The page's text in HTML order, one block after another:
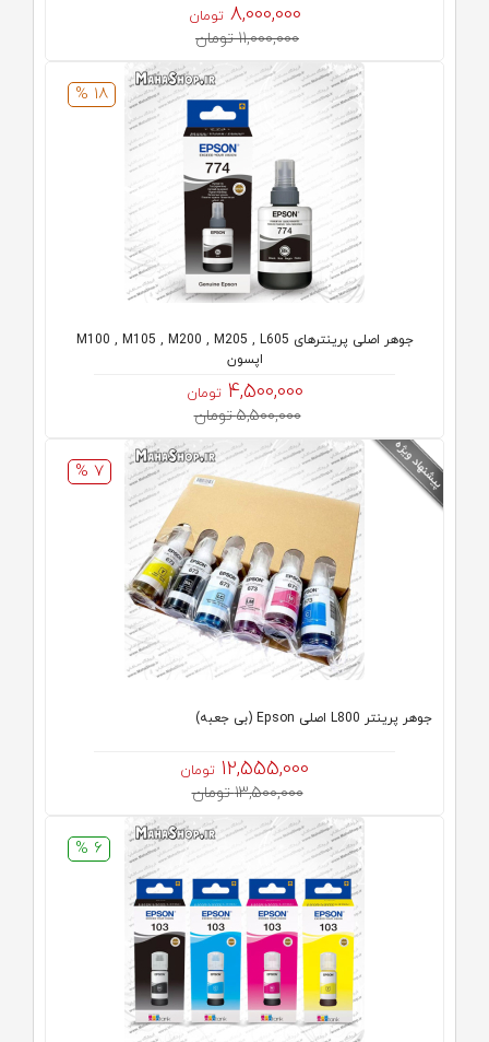
8,000,000 تومان
11,000,000 تومان
18 %
جوهر اصلی پرینترهای M100 , M105 , M200 , M205 , L605
اپسون
4,500,000 تومان
5,500,000 تومان
7 %
جوهر پرینتر L800 اصلی Epson (بی جعبه)
12,555,000 تومان
13,500,000 تومان
6 %